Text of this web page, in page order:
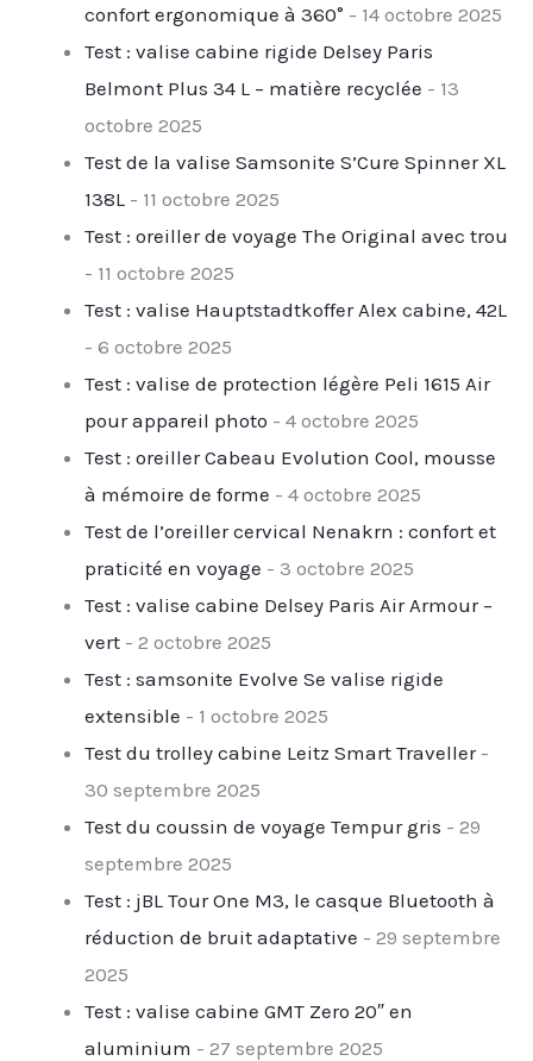
confort ergonomique à 360° - 14 octobre 2025
Test : valise cabine rigide Delsey Paris
Belmont Plus 34 L – matière recyclée - 13
octobre 2025
Test de la valise Samsonite S’Cure Spinner XL
138L - 11 octobre 2025
Test : oreiller de voyage The Original avec trou
- 11 octobre 2025
Test : valise Hauptstadtkoffer Alex cabine, 42L
- 6 octobre 2025
Test : valise de protection légère Peli 1615 Air
pour appareil photo - 4 octobre 2025
Test : oreiller Cabeau Evolution Cool, mousse
à mémoire de forme - 4 octobre 2025
Test de l’oreiller cervical Nenakrn : confort et
praticité en voyage - 3 octobre 2025
Test : valise cabine Delsey Paris Air Armour –
vert - 2 octobre 2025
Test : samsonite Evolve Se valise rigide
extensible - 1 octobre 2025
Test du trolley cabine Leitz Smart Traveller-
30 septembre 2025
Test du coussin de voyage Tempur gris - 29
septembre 2025
Test : jBL Tour One M3, le casque Bluetooth à
réduction de bruit adaptative - 29 septembre
2025
Test : valise cabine GMT Zero 20″ en
aluminium - 27 septembre 2025